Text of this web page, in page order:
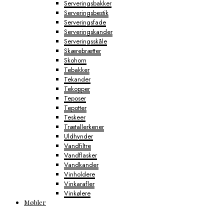
Serveringsbakker
Serveringsbestik
Serveringsfade
Serveringskander
Serveringsskåle
Skærebrætter
Skohorn
Tebakker
Tekander
Tekopper
Teposer
Tepotter
Teskeer
Trætallerkener
Uldhynder
Vandfiltre
Vandflasker
Vandkander
Vinholdere
Vinkarafler
Vinkølere
Møbler